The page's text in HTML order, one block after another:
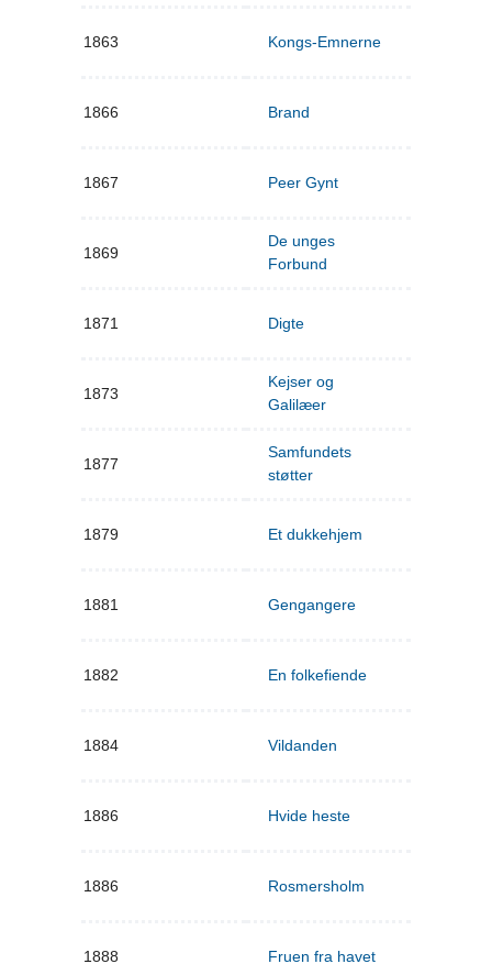
1863 Kongs-Emnerne
1866 Brand
1867 Peer Gynt
1869
De unges
Forbund
1871 Digte
1873
Kejser og
Galilæer
1877
Samfundets
støtter
1879 Et dukkehjem
1881 Gengangere
1882 En folkefiende
1884 Vildanden
1886 Hvide heste
1886 Rosmersholm
1888 Fruen fra havet